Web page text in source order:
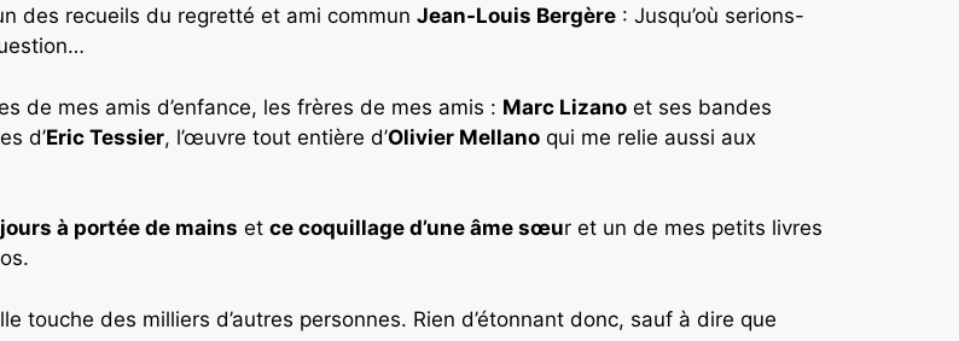
des recueils du regretté et ami commun Jean-Louis Bergère : Jusqu’où serions-
de mes amis d’enfance, les frères de mes amis : Marc Lizano et ses bandes
d’Eric Tessier, l’œuvre tout entière d’Olivier Mellano qui me relie aussi aux
à portée de mains et ce coquillage d’une âme sœur et un de mes petits livres
touche des milliers d’autres personnes. Rien d’étonnant donc, sauf à dire que